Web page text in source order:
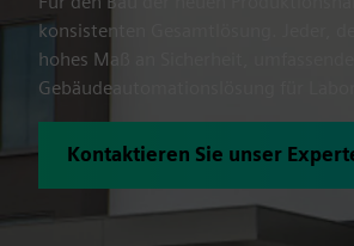
konsistenten Gesamtlösung. Jeder,
hohes Maß an Sicherheit,
Gebäudeautomationslösung für
Kontaktieren Sie unser